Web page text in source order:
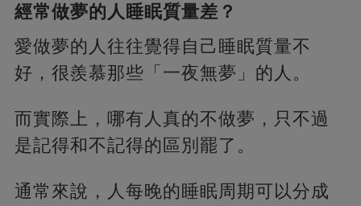
經常做夢的人睡眠質量差？
愛做夢的人往往覺得自己睡眠質量不
好，很羨慕那些「一夜無夢」的人。
而實際上，哪有人真的不做夢，只不過
是記得和不記得的區別罷了。
通常來說，人每晚的睡眠周期可以分成